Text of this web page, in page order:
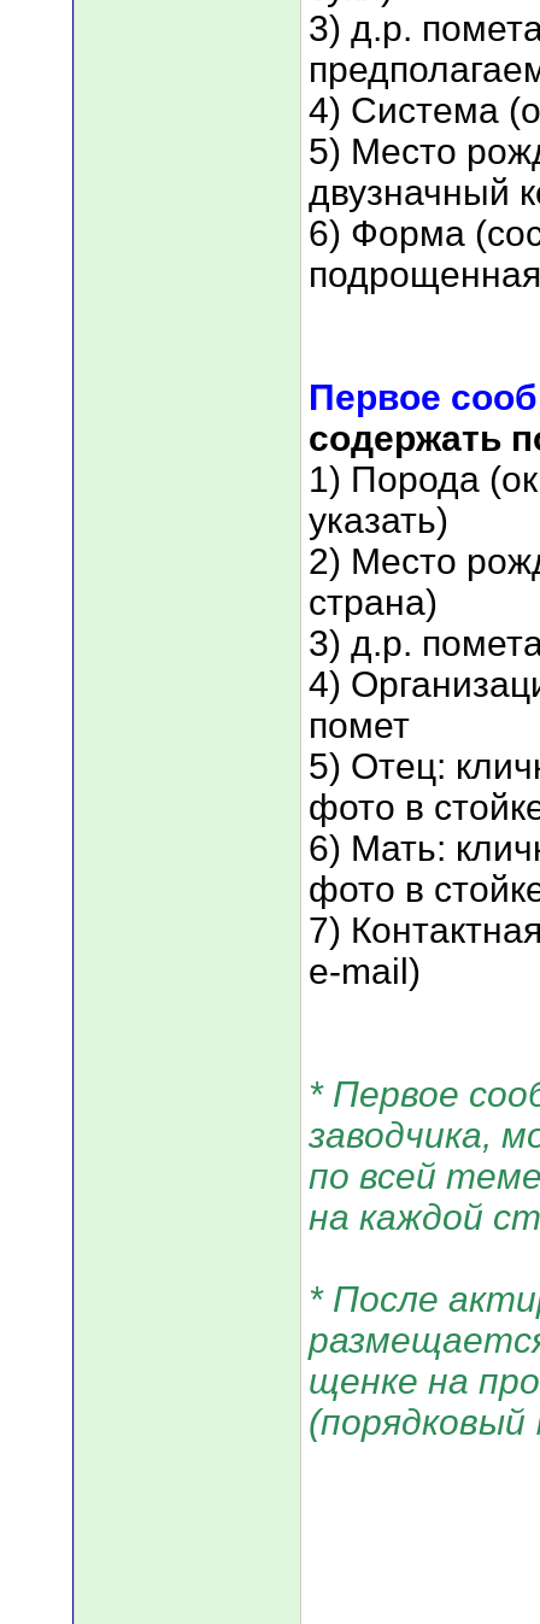
3) д.р.
4) Система
5) Место
двузначный
6) Форма
Первое
содержать
1) Порода
указать)
2) Место
страна)
3) д.р.
4)
помет
5) Отец:
фото в
6) Мать:
фото в
7)
e-mail)
* Первое
заводчика,
по всей
на каждой
* После
щенке на